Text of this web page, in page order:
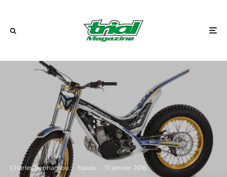
Charles Benhamou · Essais · 13 janvier 2016